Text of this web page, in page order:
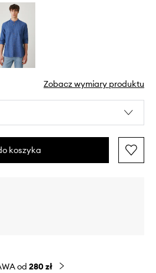
Zobacz wymiary produktu
koszyka
od 280 zł